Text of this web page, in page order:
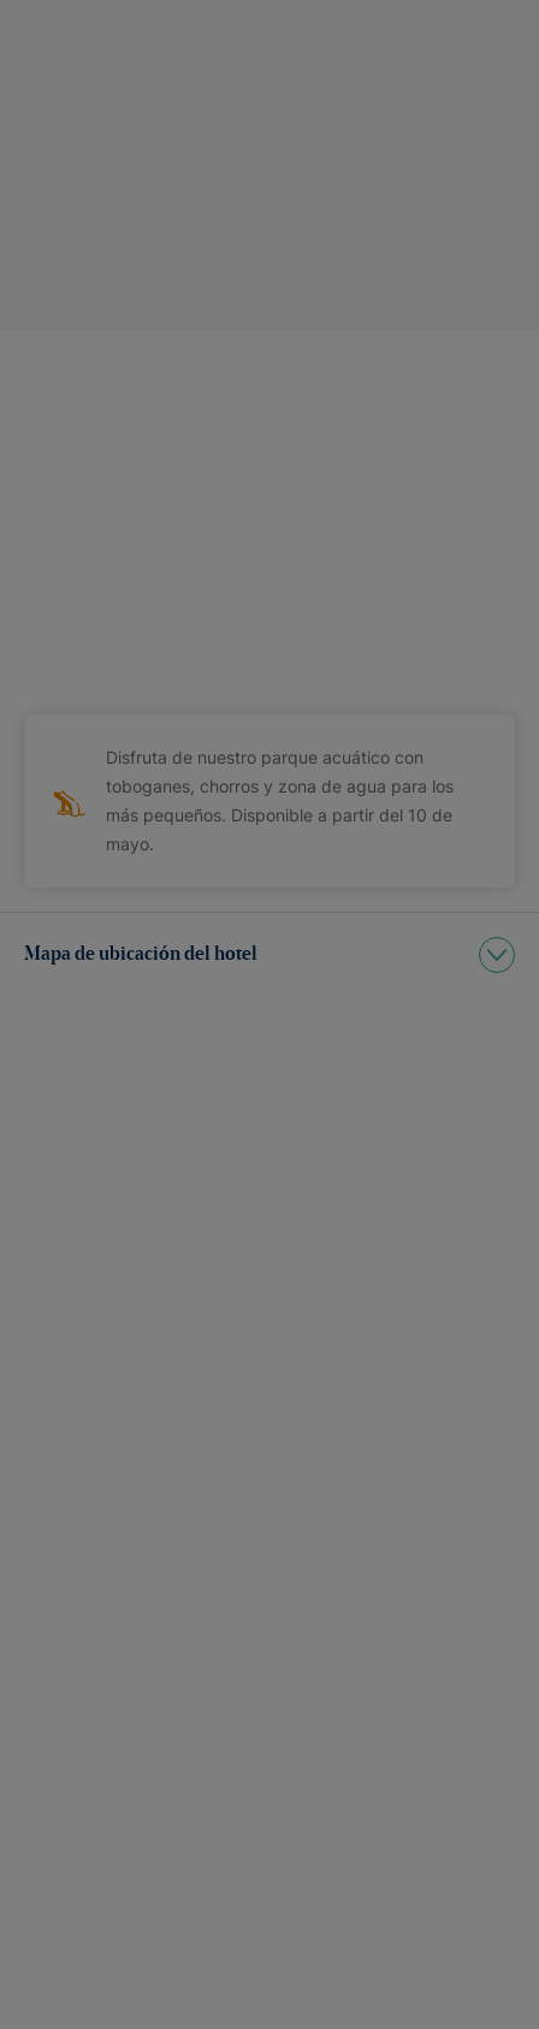
Disfruta de nuestro parque acuático con
toboganes, chorros y zona de agua para los
más pequeños. Disponible a partir del 10 de
mayo.
Mapa de ubicación del hotel